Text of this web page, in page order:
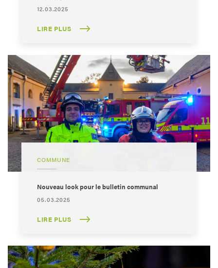
12.03.2025
LIRE PLUS
COMMUNE
Nouveau look pour le bulletin communal
05.03.2025
LIRE PLUS